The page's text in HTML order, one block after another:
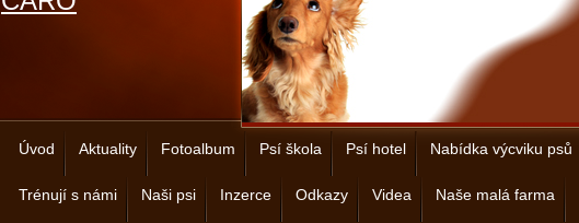
Úvod Aktuality Fotoalbum Psí škola Psí hotel Nabídka výcviku psů
Trénují s námi Naši psi Inzerce Odkazy Videa Naše malá farma